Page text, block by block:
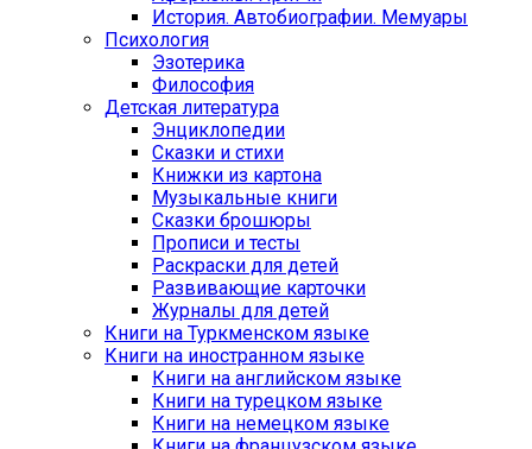
История. Автобиографии. Мемуары
Психология
Эзотерика
Философия
Детская литература
Энциклопедии
Сказки и стихи
Книжки из картона
Музыкальные книги
Сказки брошюры
Прописи и тесты
Раскраски для детей
Развивающие карточки
Журналы для детей
Книги на Туркменском языке
Книги на иностранном языке
Книги на английском языке
Книги на турецком языке
Книги на немецком языке